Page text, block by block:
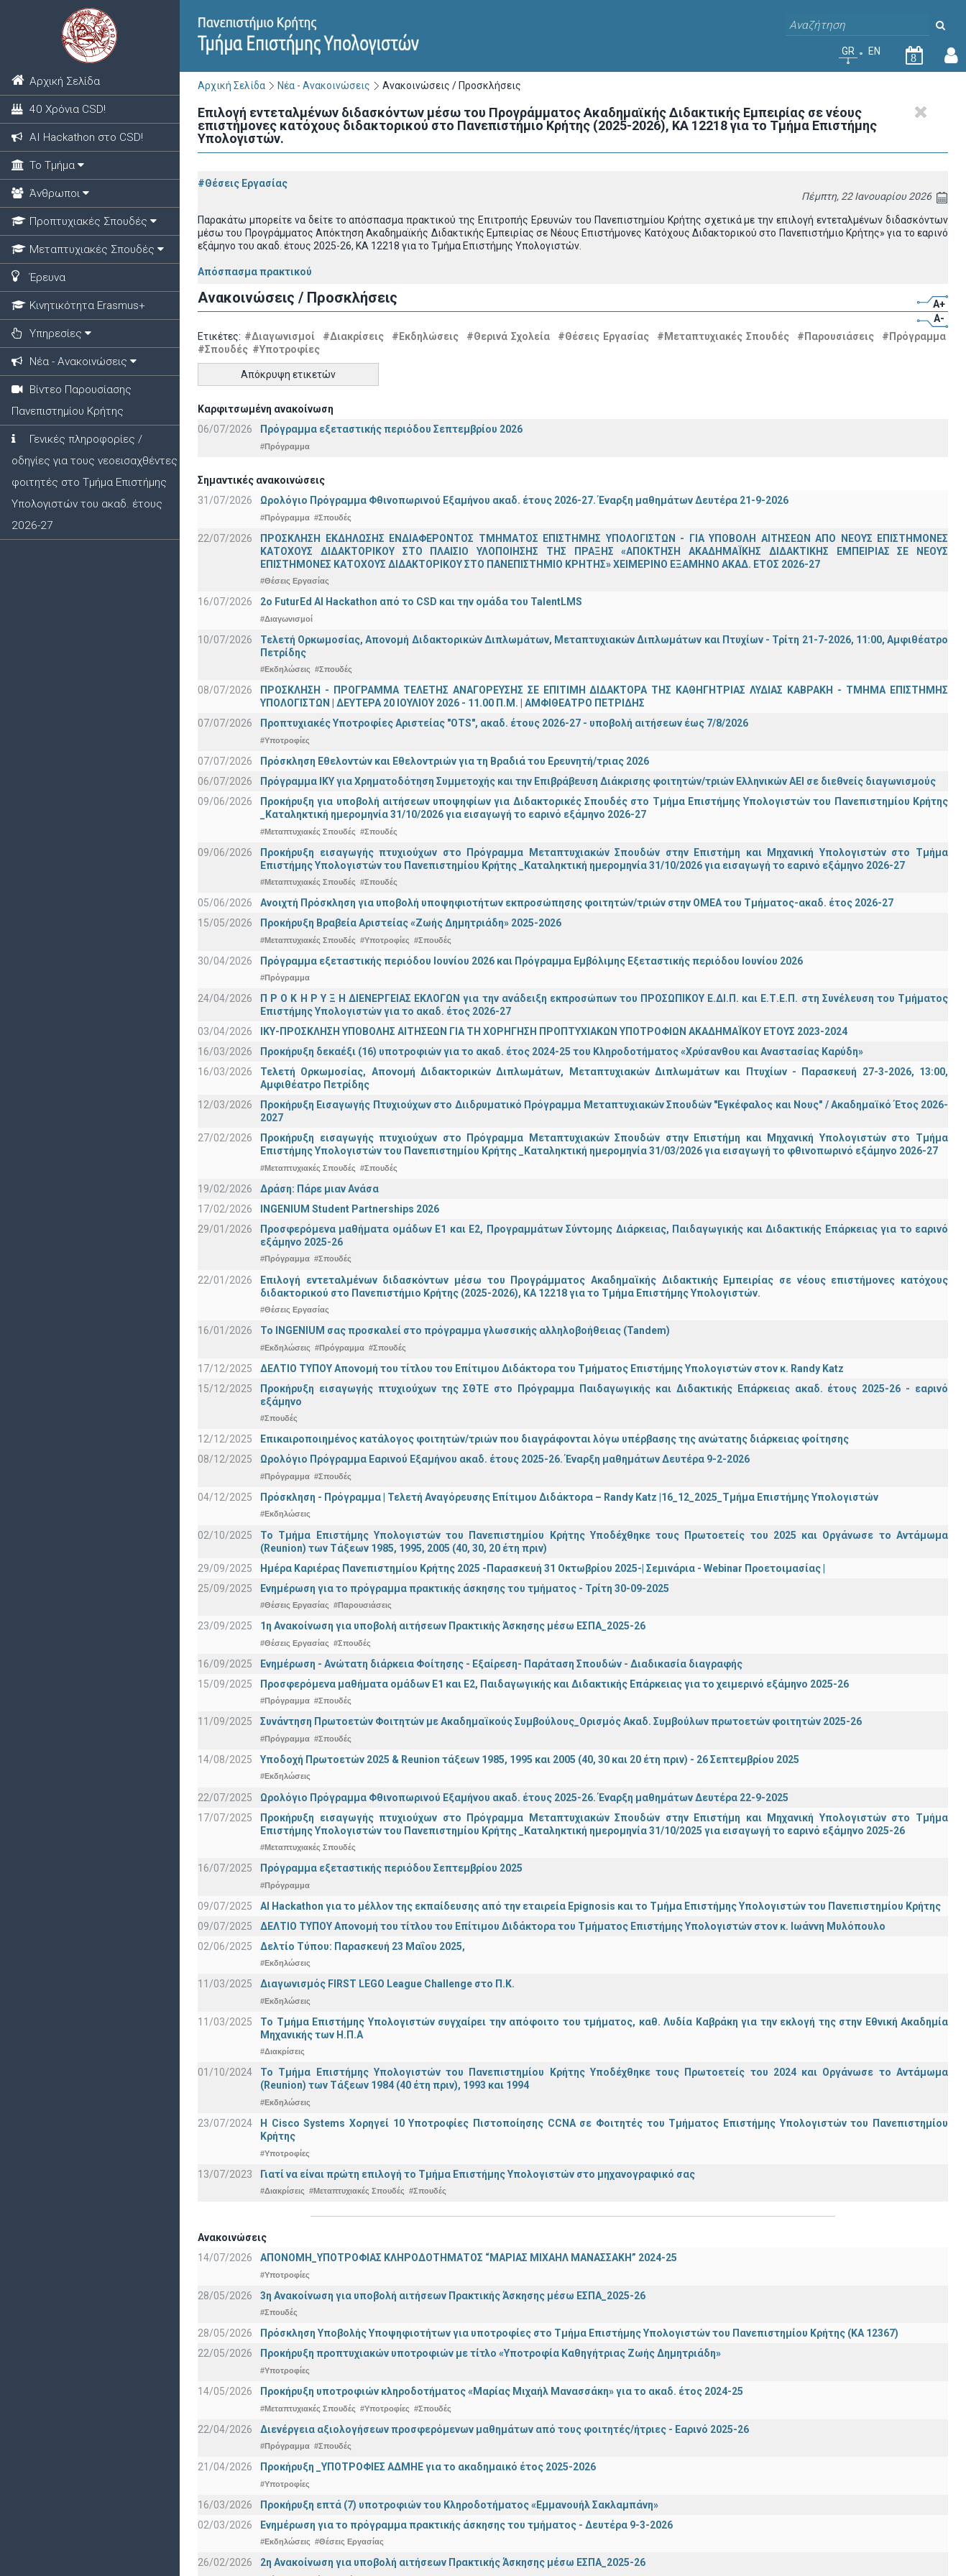
Αρχική Σελίδα
40 Χρόνια CSD!
ΑΙ Hackathon στο CSD!
Το Τμήμα
Άνθρωποι
Προπτυχιακές Σπουδές
Μεταπτυχιακές Σπουδές
Έρευνα
Κινητικότητα Erasmus+
Υπηρεσίες
Νέα - Ανακοινώσεις
Βίντεο Παρουσίασης
Πανεπιστημίου Κρήτης
Γενικές πληροφορίες /
οδηγίες για τους νεοεισαχθέντες
φοιτητές στο Τμήμα Επιστήμης
Υπολογιστών του ακαδ. έτους
2026-27
GR EN
8
Αρχική Σελίδα Νέα - Ανακοινώσεις Ανακοινώσεις / Προσκλήσεις
Επιλογή εντεταλμένων διδασκόντων μέσω του Προγράμματος Ακαδημαϊκής Διδακτικής Εμπειρίας σε νέους
επιστήμονες κατόχους διδακτορικού στο Πανεπιστήμιο Κρήτης (2025-2026), ΚΑ 12218 για το Τμήμα Επιστήμης
Υπολογιστών.
#Θέσεις Εργασίας
Πέμπτη, 22 Ιανουαρίου 2026
Παρακάτω μπορείτε να δείτε το απόσπασμα πρακτικού της Επιτροπής Ερευνών του Πανεπιστημίου Κρήτης σχετικά με την επιλογή εντεταλμένων διδασκόντων
μέσω του Προγράμματος Απόκτηση Ακαδημαϊκής Διδακτικής Εμπειρίας σε Νέους Επιστήμονες Κατόχους Διδακτορικού στο Πανεπιστήμιο Κρήτης» για το εαρινό
εξάμηνο του ακαδ. έτους 2025-26, ΚΑ 12218 για το Τμήμα Επιστήμης Υπολογιστών.
Απόσπασμα πρακτικού
Ανακοινώσεις / Προσκλήσεις
A+
A-
Ετικέτες: #Διαγωνισμοί #Διακρίσεις #Εκδηλώσεις #Θερινά Σχολεία #Θέσεις Εργασίας #Μεταπτυχιακές Σπουδές #Παρουσιάσεις
#Πρόγραμμα
#Σπουδές #Υποτροφίες
Απόκρυψη ετικετών
Καρφιτσωμένη ανακοίνωση
06/07/2026
Πρόγραμμα εξεταστικής περιόδου Σεπτεμβρίου 2026
#Πρόγραμμα
Σημαντικές ανακοινώσεις
31/07/2026
Ωρολόγιο Πρόγραμμα Φθινοπωρινού Εξαμήνου ακαδ. έτους 2026-27. Έναρξη μαθημάτων Δευτέρα 21-9-2026
#Πρόγραμμα #Σπουδές
22/07/2026
ΠΡΟΣΚΛΗΣΗ ΕΚΔΗΛΩΣΗΣ ΕΝΔΙΑΦΕΡΟΝΤΟΣ ΤΜΗΜΑΤΟΣ ΕΠΙΣΤΗΜΗΣ ΥΠΟΛΟΓΙΣΤΩΝ - ΓΙΑ ΥΠΟΒΟΛΗ ΑΙΤΗΣΕΩΝ ΑΠΟ ΝΕΟΥΣ ΕΠΙΣΤΗΜΟΝΕΣ
ΚΑΤΟΧΟΥΣ ΔΙΔΑΚΤΟΡΙΚΟΥ ΣΤΟ ΠΛΑΙΣΙΟ ΥΛΟΠΟΙΗΣΗΣ ΤΗΣ ΠΡΑΞΗΣ «ΑΠΟΚΤΗΣΗ ΑΚΑΔΗΜΑΪΚΗΣ ΔΙΔΑΚΤΙΚΗΣ ΕΜΠΕΙΡΙΑΣ ΣΕ ΝΕΟΥΣ
ΕΠΙΣΤΗΜΟΝΕΣ ΚΑΤΟΧΟΥΣ ΔΙΔΑΚΤΟΡΙΚΟΥ ΣΤΟ ΠΑΝΕΠΙΣΤΗΜΙΟ ΚΡΗΤΗΣ» ΧΕΙΜΕΡΙΝΟ ΕΞΑΜΗΝΟ ΑΚΑΔ. ΕΤΟΣ 2026-27
#Θέσεις Εργασίας
16/07/2026 2o FuturEd AI Hackathon από το CSD και την ομάδα του TalentLMS
#Διαγωνισμοί
10/07/2026
Τελετή Ορκωμοσίας, Απονομή Διδακτορικών Διπλωμάτων, Μεταπτυχιακών Διπλωμάτων και Πτυχίων - Τρίτη 21-7-2026, 11:00, Αμφιθέατρο
Πετρίδης
#Εκδηλώσεις #Σπουδές
08/07/2026
ΠΡΟΣΚΛΗΣΗ - ΠΡΟΓΡΑΜΜΑ ΤΕΛΕΤΗΣ ΑΝΑΓΟΡΕΥΣΗΣ ΣΕ ΕΠΙΤΙΜΗ ΔΙΔΑΚΤΟΡΑ ΤΗΣ ΚΑΘΗΓΗΤΡΙΑΣ ΛΥΔΙΑΣ ΚΑΒΡΑΚΗ - ΤΜΗΜΑ ΕΠΙΣΤΗΜΗΣ
ΥΠΟΛΟΓΙΣΤΩΝ | ΔΕΥΤΕΡΑ 20 ΙΟΥΛΙΟΥ 2026 - 11.00 Π.Μ. | ΑΜΦΙΘΕΑΤΡΟ ΠΕΤΡΙΔΗΣ
07/07/2026
Προπτυχιακές Υποτροφίες Αριστείας "OTS", ακαδ. έτους 2026-27 - υποβολή αιτήσεων έως 7/8/2026
#Υποτροφίες
07/07/2026
Πρόσκληση Εθελοντών και Εθελοντριών για τη Βραδιά του Ερευνητή/τριας 2026
06/07/2026
Πρόγραμμα ΙΚΥ για Χρηματοδότηση Συμμετοχής και την Επιβράβευση Διάκρισης φοιτητών/τριών Ελληνικών ΑΕΙ σε διεθνείς διαγωνισμούς
09/06/2026
Προκήρυξη για υποβολή αιτήσεων υποψηφίων για Διδακτορικές Σπουδές στο Τμήμα Eπιστήμης Υπολογιστών του Πανεπιστημίου Κρήτης
_Καταληκτική ημερομηνία 31/10/2026 για εισαγωγή το εαρινό εξάμηνο 2026-27
#Μεταπτυχιακές Σπουδές #Σπουδές
09/06/2026
Προκήρυξη εισαγωγής πτυχιούχων στo Πρόγραμμα Μεταπτυχιακών Σπουδών στην Επιστήμη και Μηχανική Υπολογιστών στο Τμήμα
Eπιστήμης Υπολογιστών του Πανεπιστημίου Κρήτης _Καταληκτική ημερομηνία 31/10/2026 για εισαγωγή το εαρινό εξάμηνο 2026-27
#Μεταπτυχιακές Σπουδές #Σπουδές
05/06/2026
Ανοιχτή Πρόσκληση για υποβολή υποψηφιοτήτων εκπροσώπησης φοιτητών/τριών στην ΟΜΕΑ του Τμήματος-ακαδ. έτος 2026-27
15/05/2026
Προκήρυξη Βραβεία Αριστείας «Ζωής Δημητριάδη» 2025-2026
#Μεταπτυχιακές Σπουδές #Υποτροφίες #Σπουδές
30/04/2026 Πρόγραμμα εξεταστικής περιόδου Ιουνίου 2026 και Πρόγραμμα Εμβόλιμης Εξεταστικής περιόδου Ιουνίου 2026
#Πρόγραμμα
24/04/2026
Π Ρ Ο Κ Η Ρ Υ Ξ Η ΔΙΕΝΕΡΓΕΙΑΣ ΕΚΛΟΓΩΝ για την ανάδειξη εκπροσώπων του ΠΡΟΣΩΠΙΚΟΥ Ε.ΔΙ.Π. και Ε.Τ.Ε.Π. στη Συνέλευση του Τμήματος
Επιστήμης Υπολογιστών για το ακαδ. έτος 2026-27
03/04/2026
ΙΚΥ-ΠΡΟΣΚΛΗΣΗ ΥΠΟΒΟΛΗΣ ΑΙΤΗΣΕΩΝ ΓΙΑ ΤΗ ΧΟΡΗΓΗΣΗ ΠΡΟΠΤΥΧΙΑΚΩΝ ΥΠΟΤΡΟΦΙΩΝ ΑΚΑΔΗΜΑΪΚΟΥ ΕΤΟΥΣ 2023-2024
16/03/2026
Προκήρυξη δεκαέξι (16) υποτροφιών για το ακαδ. έτος 2024-25 του Κληροδοτήματος «Χρύσανθου και Αναστασίας Καρύδη»
16/03/2026
Τελετή Ορκωμοσίας, Απονομή Διδακτορικών Διπλωμάτων, Μεταπτυχιακών Διπλωμάτων και Πτυχίων - Παρασκευή 27-3-2026, 13:00,
Αμφιθέατρο Πετρίδης
12/03/2026
Προκήρυξη Εισαγωγής Πτυχιούχων στο Διιδρυματικό Πρόγραμμα Μεταπτυχιακών Σπουδών "Εγκέφαλος και Νους" / Ακαδημαϊκό Έτος 2026-
2027
27/02/2026
Προκήρυξη εισαγωγής πτυχιούχων στo Πρόγραμμα Μεταπτυχιακών Σπουδών στην Επιστήμη και Μηχανική Υπολογιστών στο Τμήμα
Eπιστήμης Υπολογιστών του Πανεπιστημίου Κρήτης _Καταληκτική ημερομηνία 31/03/2026 για εισαγωγή το φθινοπωρινό εξάμηνο 2026-27
#Μεταπτυχιακές Σπουδές #Σπουδές
19/02/2026
Δράση: Πάρε μιαν Ανάσα
17/02/2026
INGENIUM Student Partnerships 2026
29/01/2026
Προσφερόμενα μαθήματα ομάδων Ε1 και Ε2, Προγραμμάτων Σύντομης Διάρκειας, Παιδαγωγικής και Διδακτικής Επάρκειας για το εαρινό
εξάμηνο 2025-26
#Πρόγραμμα #Σπουδές
22/01/2026
Επιλογή εντεταλμένων διδασκόντων μέσω του Προγράμματος Ακαδημαϊκής Διδακτικής Εμπειρίας σε νέους επιστήμονες κατόχους
διδακτορικού στο Πανεπιστήμιο Κρήτης (2025-2026), ΚΑ 12218 για το Τμήμα Επιστήμης Υπολογιστών.
#Θέσεις Εργασίας
16/01/2026 Το INGENIUM σας προσκαλεί στο πρόγραμμα γλωσσικής αλληλοβοήθειας (Tandem)
#Εκδηλώσεις #Πρόγραμμα #Σπουδές
17/12/2025
ΔΕΛΤΙΟ ΤΥΠΟΥ Απονομή του τίτλου του Επίτιμου Διδάκτορα του Τμήματος Επιστήμης Υπολογιστών στον κ. Randy Katz
15/12/2025
Προκήρυξη εισαγωγής πτυχιούχων της ΣΘΤΕ στο Πρόγραμμα Παιδαγωγικής και Διδακτικής Επάρκειας ακαδ. έτους 2025-26 - εαρινό
εξάμηνο
#Σπουδές
12/12/2025
Επικαιροποιημένος κατάλογος φοιτητών/τριών που διαγράφονται λόγω υπέρβασης της ανώτατης διάρκειας φοίτησης
08/12/2025
Ωρολόγιο Πρόγραμμα Εαρινού Εξαμήνου ακαδ. έτους 2025-26. Έναρξη μαθημάτων Δευτέρα 9-2-2026
#Πρόγραμμα #Σπουδές
04/12/2025 Πρόσκληση - Πρόγραμμα | Τελετή Αναγόρευσης Επίτιμου Διδάκτορα – Randy Katz |16_12_2025_Τμήμα Επιστήμης Υπολογιστών
#Εκδηλώσεις
02/10/2025
Το Τμήμα Επιστήμης Υπολογιστών του Πανεπιστημίου Κρήτης Υποδέχθηκε τους Πρωτοετείς του 2025 και Οργάνωσε το Αντάμωμα
(Reunion) των Τάξεων 1985, 1995, 2005 (40, 30, 20 έτη πριν)
29/09/2025
Ημέρα Καριέρας Πανεπιστημίου Κρήτης 2025 -Παρασκευή 31 Οκτωβρίου 2025-| Σεμινάρια - Webinar Προετοιμασίας |
25/09/2025
Ενημέρωση για το πρόγραμμα πρακτικής άσκησης του τμήματος - Τρίτη 30-09-2025
#Θέσεις Εργασίας #Παρουσιάσεις
23/09/2025 1η Ανακοίνωση για υποβολή αιτήσεων Πρακτικής Άσκησης μέσω ΕΣΠΑ_2025-26
#Θέσεις Εργασίας #Σπουδές
16/09/2025
Ενημέρωση - Ανώτατη διάρκεια Φοίτησης - Εξαίρεση- Παράταση Σπουδών - Διαδικασία διαγραφής
15/09/2025
Προσφερόμενα μαθήματα ομάδων Ε1 και Ε2, Παιδαγωγικής και Διδακτικής Επάρκειας για το χειμερινό εξάμηνο 2025-26
#Πρόγραμμα #Σπουδές
11/09/2025 Συνάντηση Πρωτοετών Φοιτητών με Ακαδημαϊκούς Συμβούλους_Ορισμός Ακαδ. Συμβούλων πρωτοετών φοιτητών 2025-26
#Πρόγραμμα #Σπουδές
14/08/2025 Υποδοχή Πρωτοετών 2025 & Reunion τάξεων 1985, 1995 και 2005 (40, 30 και 20 έτη πριν) - 26 Σεπτεμβρίου 2025
#Εκδηλώσεις
22/07/2025
Ωρολόγιο Πρόγραμμα Φθινοπωρινού Εξαμήνου ακαδ. έτους 2025-26. Έναρξη μαθημάτων Δευτέρα 22-9-2025
17/07/2025
Προκήρυξη εισαγωγής πτυχιούχων στo Πρόγραμμα Μεταπτυχιακών Σπουδών στην Επιστήμη και Μηχανική Υπολογιστών στο Τμήμα
Eπιστήμης Υπολογιστών του Πανεπιστημίου Κρήτης _Καταληκτική ημερομηνία 31/10/2025 για εισαγωγή το εαρινό εξάμηνο 2025-26
#Μεταπτυχιακές Σπουδές
16/07/2025 Πρόγραμμα εξεταστικής περιόδου Σεπτεμβρίου 2025
#Πρόγραμμα
09/07/2025
AI Hackathon για το μέλλον της εκπαίδευσης από την εταιρεία Epignosis και το Τμήμα Επιστήμης Υπολογιστών του Πανεπιστημίου Κρήτης
09/07/2025
ΔΕΛΤΙΟ ΤΥΠΟΥ Απονομή του τίτλου του Επίτιμου Διδάκτορα του Τμήματος Επιστήμης Υπολογιστών στον κ. Ιωάννη Μυλόπουλο
02/06/2025
Δελτίο Τύπου: Παρασκευή 23 Μαΐου 2025,
#Εκδηλώσεις
11/03/2025 Διαγωνισμός FIRST LEGO League Challenge στο Π.Κ.
#Εκδηλώσεις
11/03/2025
Το Τμήμα Επιστήμης Υπολογιστών συγχαίρει την απόφοιτο του τμήματος, καθ. Λυδία Καβράκη για την εκλογή της στην Εθνική Ακαδημία
Μηχανικής των Η.Π.Α
#Διακρίσεις
01/10/2024
Το Τμήμα Επιστήμης Υπολογιστών του Πανεπιστημίου Κρήτης Υποδέχθηκε τους Πρωτοετείς του 2024 και Οργάνωσε το Αντάμωμα
(Reunion) των Τάξεων 1984 (40 έτη πριν), 1993 και 1994
#Εκδηλώσεις
23/07/2024
Η Cisco Systems Χορηγεί 10 Υποτροφίες Πιστοποίησης CCNA σε Φοιτητές του Τμήματος Επιστήμης Υπολογιστών του Πανεπιστημίου
Κρήτης
#Υποτροφίες
13/07/2023 Γιατί να είναι πρώτη επιλογή το Τμήμα Επιστήμης Υπολογιστών στο μηχανογραφικό σας
#Διακρίσεις #Μεταπτυχιακές Σπουδές #Σπουδές
Ανακοινώσεις
14/07/2026
ΑΠΟΝΟΜΗ_ΥΠΟΤΡΟΦΙΑΣ ΚΛΗΡΟΔΟΤΗΜΑΤΟΣ “ΜΑΡΙΑΣ ΜΙΧΑΗΛ ΜΑΝΑΣΣΑΚΗ” 2024-25
#Υποτροφίες
28/05/2026 3η Ανακοίνωση για υποβολή αιτήσεων Πρακτικής Άσκησης μέσω ΕΣΠΑ_2025-26
#Σπουδές
28/05/2026
Πρόσκληση Υποβολής Υποψηφιοτήτων για υποτροφίες στο Τμήμα Επιστήμης Υπολογιστών του Πανεπιστημίου Κρήτης (ΚΑ 12367)
22/05/2026
Προκήρυξη προπτυχιακών υποτροφιών με τίτλο «Υποτροφία Καθηγήτριας Ζωής Δημητριάδη»
#Υποτροφίες
14/05/2026 Προκήρυξη υποτροφιών κληροδοτήματος «Μαρίας Μιχαήλ Μανασσάκη» για το ακαδ. έτος 2024-25
#Μεταπτυχιακές Σπουδές #Υποτροφίες #Σπουδές
22/04/2026 Διενέργεια αξιολογήσεων προσφερόμενων μαθημάτων από τους φοιτητές/ήτριες - Εαρινό 2025-26
#Πρόγραμμα #Σπουδές
21/04/2026 Προκήρυξη _ΥΠΟΤΡΟΦΙΕΣ ΑΔΜΗΕ για το ακαδημαικό έτος 2025-2026
#Υποτροφίες
16/03/2026
Προκήρυξη επτά (7) υποτροφιών του Κληροδοτήματος «Εμμανουήλ Σακλαμπάνη»
02/03/2026
Ενημέρωση για το πρόγραμμα πρακτικής άσκησης του τμήματος - Δευτέρα 9-3-2026
#Εκδηλώσεις #Θέσεις Εργασίας
26/02/2026 2η Ανακοίνωση για υποβολή αιτήσεων Πρακτικής Άσκησης μέσω ΕΣΠΑ_2025-26